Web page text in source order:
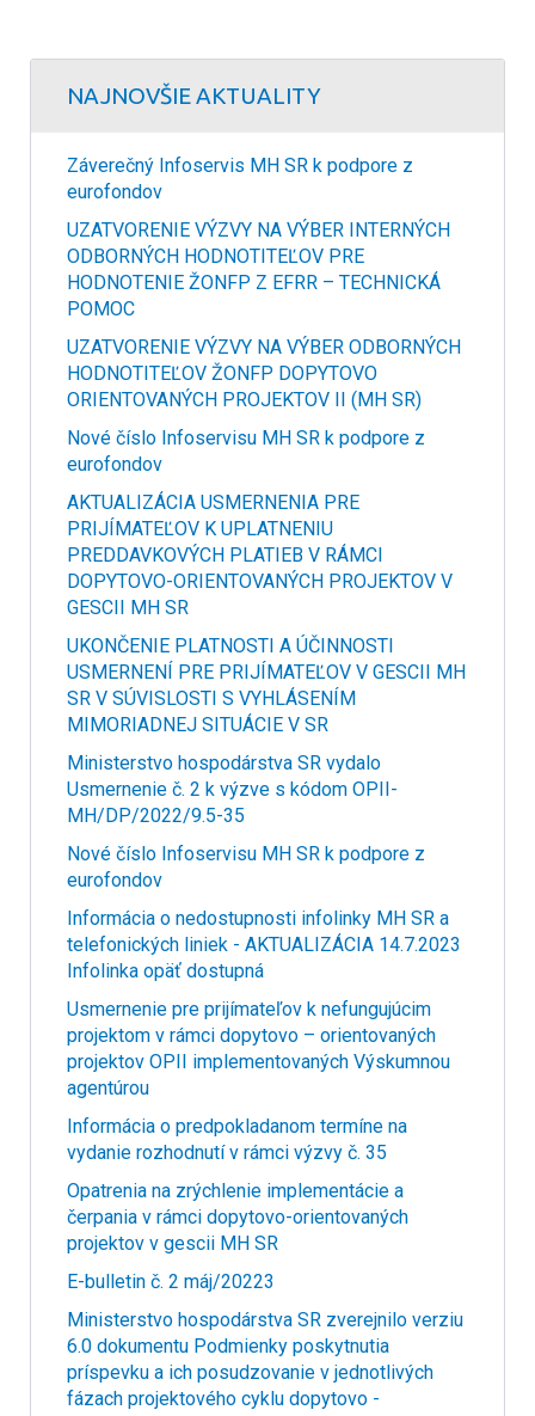
NAJNOVŠIE AKTUALITY
Záverečný Infoservis MH SR k podpore z
eurofondov
UZATVORENIE VÝZVY NA VÝBER INTERNÝCH
ODBORNÝCH HODNOTITEĽOV PRE
HODNOTENIE ŽONFP Z EFRR – TECHNICKÁ
POMOC
UZATVORENIE VÝZVY NA VÝBER ODBORNÝCH
HODNOTITEĽOV ŽONFP DOPYTOVO
ORIENTOVANÝCH PROJEKTOV II (MH SR)
Nové číslo Infoservisu MH SR k podpore z
eurofondov
AKTUALIZÁCIA USMERNENIA PRE
PRIJÍMATEĽOV K UPLATNENIU
PREDDAVKOVÝCH PLATIEB V RÁMCI
DOPYTOVO-ORIENTOVANÝCH PROJEKTOV V
GESCII MH SR
UKONČENIE PLATNOSTI A ÚČINNOSTI
USMERNENÍ PRE PRIJÍMATEĽOV V GESCII MH
SR V SÚVISLOSTI S VYHLÁSENÍM
MIMORIADNEJ SITUÁCIE V SR
Ministerstvo hospodárstva SR vydalo
Usmernenie č. 2 k výzve s kódom OPII-
MH/DP/2022/9.5-35
Nové číslo Infoservisu MH SR k podpore z
eurofondov
Informácia o nedostupnosti infolinky MH SR a
telefonických liniek - AKTUALIZÁCIA 14.7.2023
Infolinka opäť dostupná
Usmernenie pre prijímateľov k nefungujúcim
projektom v rámci dopytovo – orientovaných
projektov OPII implementovaných Výskumnou
agentúrou
Informácia o predpokladanom termíne na
vydanie rozhodnutí v rámci výzvy č. 35
Opatrenia na zrýchlenie implementácie a
čerpania v rámci dopytovo-orientovaných
projektov v gescii MH SR
E-bulletin č. 2 máj/20223
Ministerstvo hospodárstva SR zverejnilo verziu
6.0 dokumentu Podmienky poskytnutia
príspevku a ich posudzovanie v jednotlivých
fázach projektového cyklu dopytovo -